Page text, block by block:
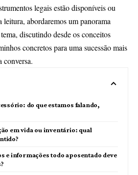
legais estão disponíveis ou
leitura, abordaremos um panorama
discutindo desde os conceitos
concretos para uma sucessão mais
conversa.
do que estamos falando,
em vida ou inventário: qual
e informações todo aposentado deve